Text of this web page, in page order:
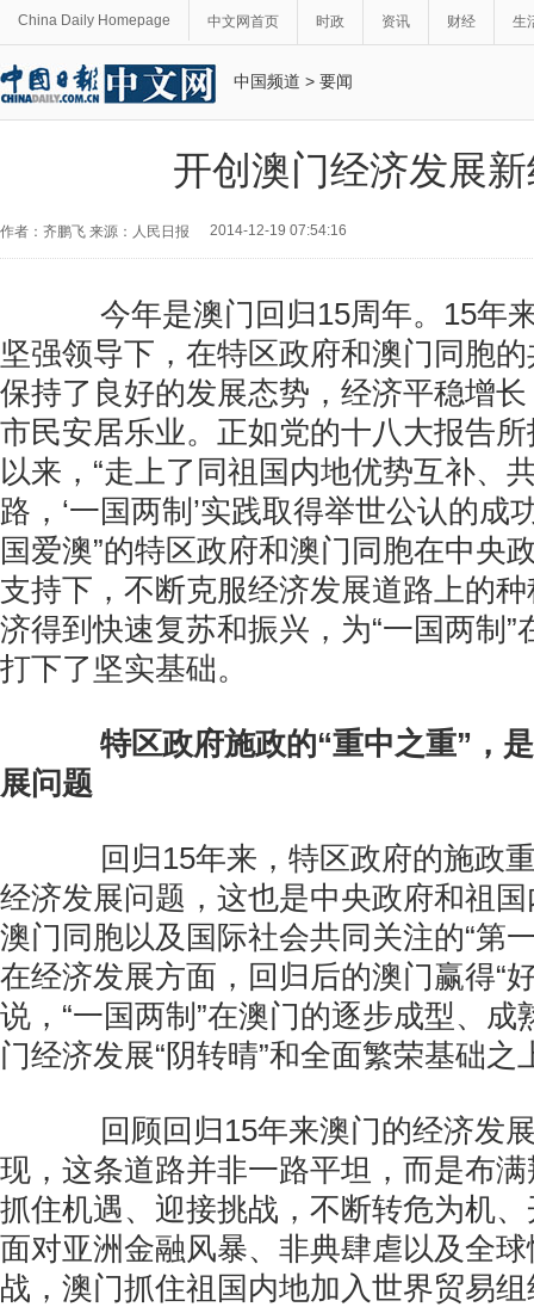
China Daily Homepage 中文网首页 时政 资讯 财经 生
中国频道 > 要闻
开创澳门经济发展
作者：齐鹏飞 来源：人民日报 2014-12-19 07:54:16
今年是澳门回归15周年。15年
坚强领导下，在特区政府和澳门同胞
保持了良好的发展态势，经济平稳增
市民安居乐业。正如党的十八大报告
以来，“走上了同祖国内地优势互补、
路，‘一国两制’实践取得举世公认的成
国爱澳”的特区政府和澳门同胞在中央
支持下，不断克服经济发展道路上的
济得到快速复苏和振兴，为“一国两制”
打下了坚实基础。
特区政府施政的“重中之重”，
展问题
回归15年来，特区政府的施政重
经济发展问题，这也是中央政府和祖
澳门同胞以及国际社会共同关注的“第
在经济发展方面，回归后的澳门赢得“
说，“一国两制”在澳门的逐步成型、成
门经济发展“阴转晴”和全面繁荣基础之
回顾回归15年来澳门的经济发
现，这条道路并非一路平坦，而是布
抓住机遇、迎接挑战，不断转危为机
面对亚洲金融风暴、非典肆虐以及全
战，澳门抓住祖国内地加入世界贸易